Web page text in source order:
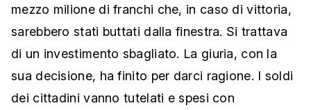
mezzo milione di franchi che, in caso di vittoria,
sarebbero stati buttati dalla finestra. Si trattava
di un investimento sbagliato.​ La giuria, con la
sua decisione, ha finito per darci ragione. I soldi
dei cittadini vanno tutelati e spesi con